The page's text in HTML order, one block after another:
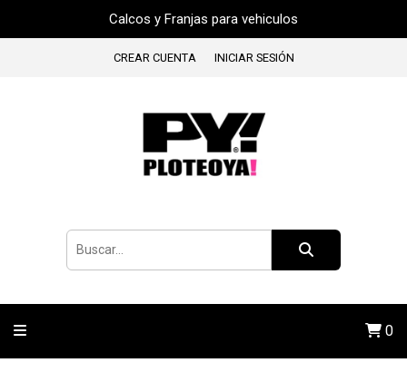
Calcos y Franjas para vehiculos
CREAR CUENTA INICIAR SESIÓN
0